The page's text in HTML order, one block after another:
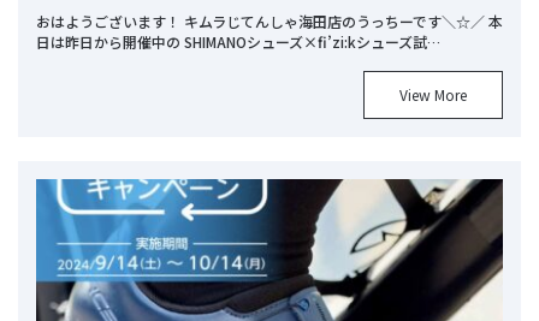
おはようございます！ キムラじてんしゃ海田店のうっちーです＼☆／ 本
日は昨日から開催中の SHIMANOシューズ×fi’zi:kシューズ試…
View More